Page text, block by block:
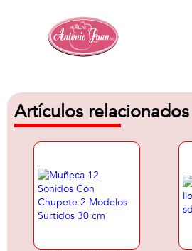
Artículos relacionados